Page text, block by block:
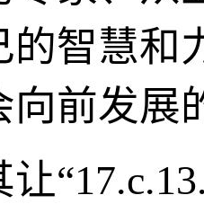
的智慧和
向前发展
让